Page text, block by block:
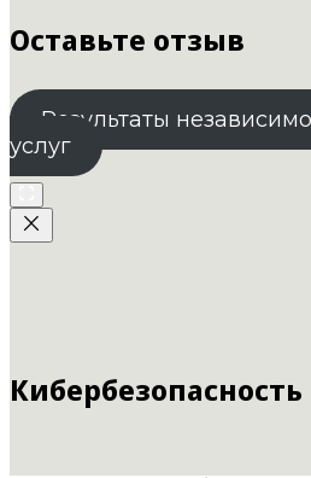
Оставьте отзыв
Результаты
услуг
Кибербезопасность